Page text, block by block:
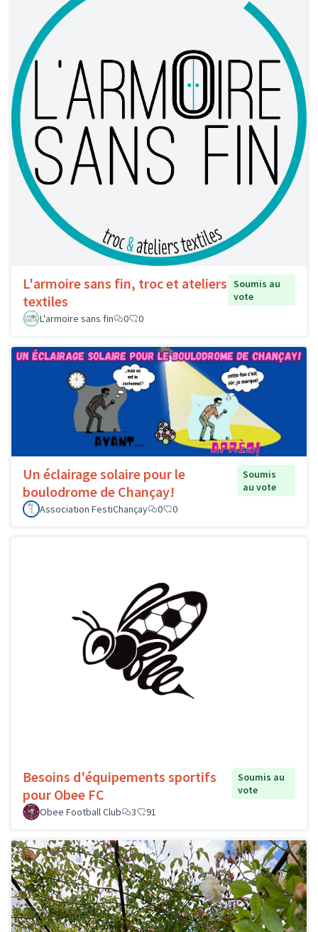
L'armoire sans fin, troc et ateliers
textiles
Soumis au
vote
L'armoire sans fin
0 0
Un éclairage solaire pour le
boulodrome de Chançay!
Soumis
au vote
Association FestiChançay
0 0
Besoins d'équipements sportifs
pour Obee FC
Soumis au
vote
Obee Football Club
3 91